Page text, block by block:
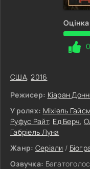
0
США,2016
Режисер: Кіаран
У ролях: Міхіель
Руфус Райт, Ед Берч,
Габріель Луна
Жанр: Серіали /
Озвучка: